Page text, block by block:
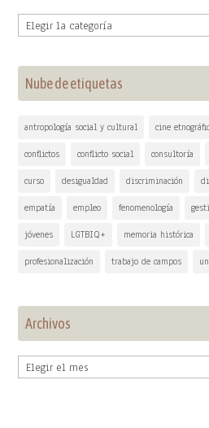
Temas
Nube de etiquetas
antropología social y cultural cine
conflictos conflicto social consultoría
curso desigualdad discriminación
empatía empleo fenomenología
jóvenes LGTBIQ+ memoria histórica
profesionalización trabajo de campos
Archivos
Archivos